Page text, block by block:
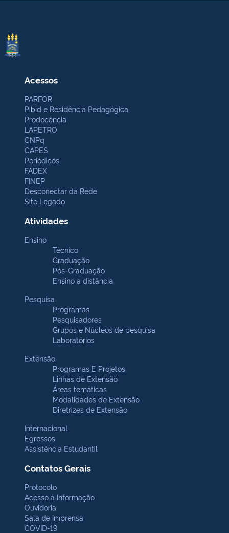
Acessos
PARFOR
Pibid e Residência Pedagógica
Prodocência
LAPETRO
CNPq
CAPES
Periódicos
FADEX
FINEP
Desconectar da Rede
Site Legado
Atividades
Ensino
Técnico
Graduação
Pós-Graduação
Ensino a distância
Pesquisa
Programas
Pesquisadores
Grupos e Núcleos de pesquisa
Laboratórios
Extensão
Programas E Projetos
Linhas de Extensão
Áreas temáticas
Modalidades de Extensão
Diretrizes de Extensão
Internacional
Egressos
Assistência Estudantil
Contatos Gerais
Protocolo
Acesso à Informação
Ouvidoria
Sala de Imprensa
COVID-19